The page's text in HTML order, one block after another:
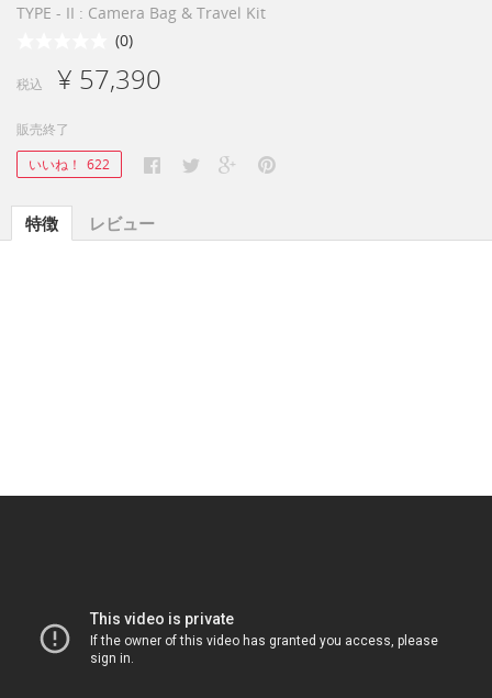
TYPE - II : Camera Bag & Travel Kit
(0)
税込 ¥ 57,390
販売終了
いいね！ 622
特徴 レビュー